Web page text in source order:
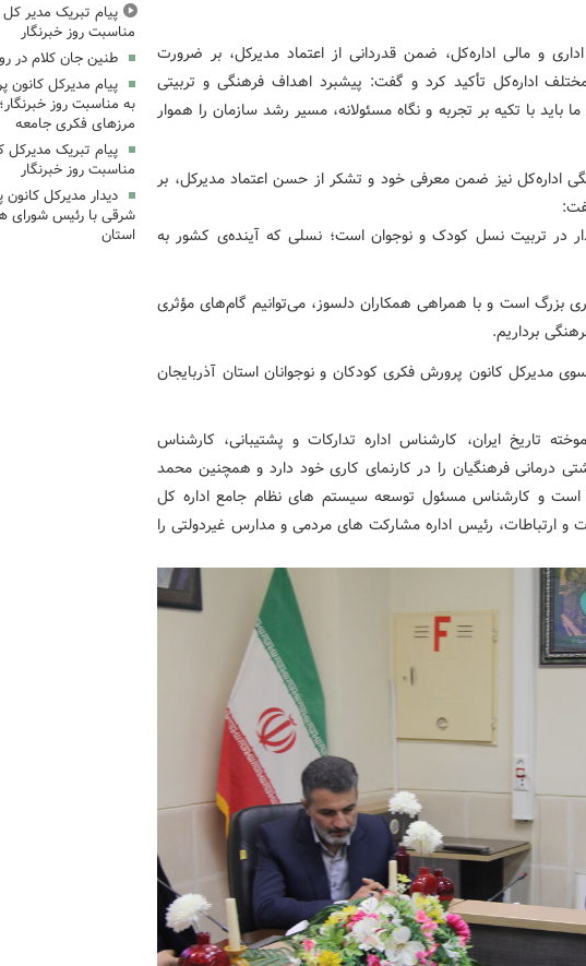
و مالی اداره‌کل، ضمن قدردانی از اعتماد مدیرکل، بر ضرورت
اداره‌کل تأکید کرد و گفت: پیشبرد اهداف فرهنگی و تربیتی
با تکیه بر تجربه و نگاه مسئولانه، مسیر رشد سازمان را هموار
اداره‌کل نیز ضمن معرفی خود و تشکر از حسن اعتماد مدیرکل، بر
در تربیت نسل کودک و نوجوان است؛ نسلی که آینده‌ی کشور به
بزرگ است و با همراهی همکاران دلسوز، می‌توانیم گام‌های مؤثری
برداریم.
مدیرکل کانون پرورش فکری کودکان و نوجوانان استان آذربایجان
تاریخ ایران، کارشناس اداره تدارکات و پشتیبانی، کارشناس
درمانی فرهنگیان را در کارنمای کاری خود دارد و همچنین محمد
است و کارشناس مسئول توسعه سیستم های نظام جامع اداره کل
و ارتباطات، رئیس اداره مشارکت های مردمی و مدارس غیردولتی را
پیام تبریک مدیر کل
مناسبت روز خبرنگار
طنین جان کلام در
پیام مدیرکل
به مناسبت روز
مرزهای فکری جامعه
پیام تبریک مدیرکل
مناسبت روز خبرنگار
دیدار مدیرکل
شرقی با رئیس شورای
استان